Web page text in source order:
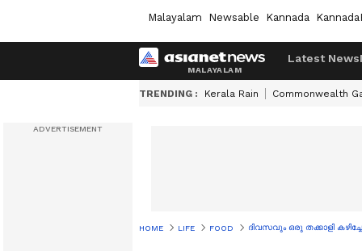
Malayalam Newsable Kannada
Latest News
TRENDING : Kerala Rain Commonwealth
HOME LIFE FOOD ദിവസവും ഒരു തക്കാളി